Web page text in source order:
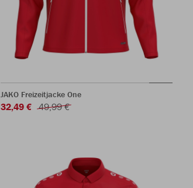
JAKO Freizeitjacke One
32,49 € 49,99 €